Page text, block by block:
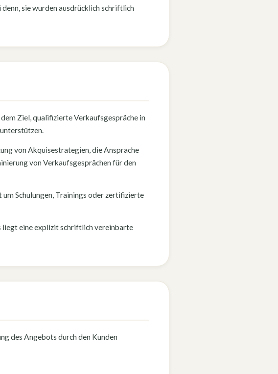
sie wurden ausdrücklich schriftlich
Ziel, qualifizierte Verkaufsgespräche in
von Akquisestrategien, die Ansprache
von Verkaufsgesprächen für den
Schulungen, Trainings oder zertifizierte
liegt eine explizit schriftlich vereinbarte
des Angebots durch den Kunden